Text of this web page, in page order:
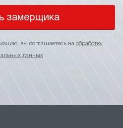
замерщика
вы соглашаетесь на обработку
данных